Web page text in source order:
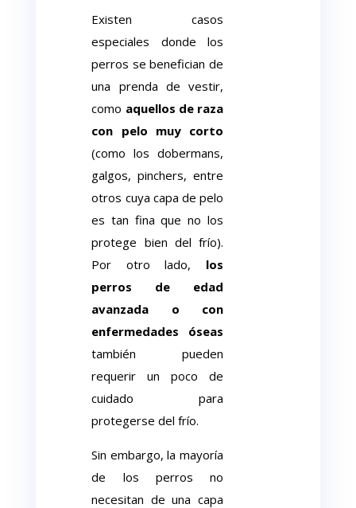
Existen casos
especiales donde los
perros se benefician de
una prenda de vestir,
como aquellos de raza
con pelo muy corto
(como los dobermans,
galgos, pinchers, entre
otros cuya capa de pelo
es tan fina que no los
protege bien del frío).
Por otro lado, los
perros de edad
avanzada o con
enfermedades óseas
también pueden
requerir un poco de
cuidado para
protegerse del frío.
Sin embargo, la mayoría
de los perros no
necesitan de una capa